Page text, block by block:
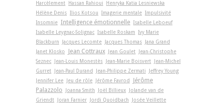
Harcèlement
Hassan Rahioui
Henryka Katia Lesniewska
Hélène Denis Ilios Kotsou Imagerie mentale Impulsivité
Insomnie Intelligence émotionnelle Isabelle Leboeuf
Isabelle Leygnac-Solignac Isabelle Roskam Ivy Marie
Blackburn
Jacques Lecomte Jacques Thomas
Jana Grand
Janet Klosko
Jean Cottraux Jean Goulet
Jean-Christophe
Seznec
Jean-Louis Monestès Jean-Marie Boisvert
Jean-Michel
Gurret
Jean-Paul Durand Jean-Philippe Zermati
Jeffrey Young
Jennifer Lee
Jeu de rôle Jérôme Favrod
Jérôme
Palazzolo
Joanna Smith Joël Billieux
Jolande van de
Griendt
Joran Farnier Jordi Quoidbach
Josée Veillette